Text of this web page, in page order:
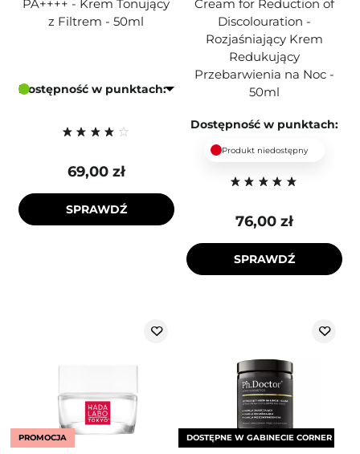
PA++++ - Krem Tonujący
z Filtrem - 50ml
Dostępność w punktach:
69,00 zł
SPRAWDŹ
Cream for Reduction of
Discolouration -
Rozjaśniający Krem
Redukujący
Przebarwienia na Noc -
50ml
Dostępność w punktach:
Produkt niedostępny
76,00 zł
SPRAWDŹ
PROMOCJA DOSTĘPNE W GABINECIE CORNER